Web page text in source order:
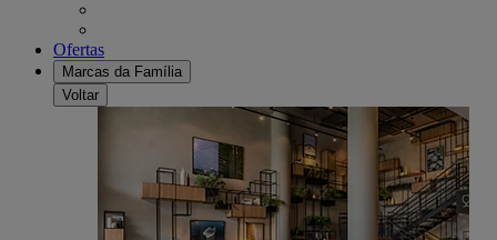
Ofertas
Marcas da Família
Voltar